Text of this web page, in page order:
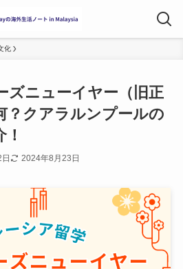
化
ズニューイヤー（旧正
？クアラルンプールの
2024年8月23日